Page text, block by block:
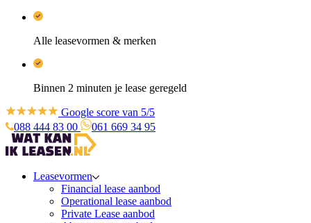
Alle leasevormen & merken
Binnen 2 minuten je lease geregeld
Google score van 5/5
088 444 83 00
061 669 34 95
Leasevormen
Financial lease aanbod
Operational lease aanbod
Private Lease aanbod